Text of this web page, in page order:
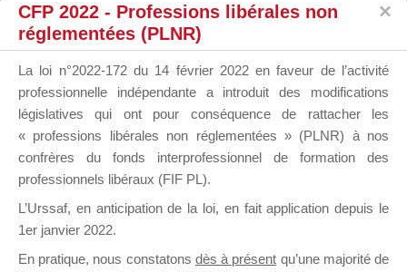
DE
CFP 2022 - Professions libérales non
réglementées (PLNR)
La loi n°2022-172 du 14 février 2022 en faveur de l’activité
professionnelle indépendante a introduit des modifications
législatives qui ont pour conséquence de rattacher les
« professions libérales non réglementées » (PLNR) à nos
confrères du fonds interprofessionnel de formation des
professionnels libéraux (FIF PL).
L’Urssaf, en anticipation de la loi, en fait application depuis le
1er janvier 2022.
En pratique, nous constatons dès à présent qu’une majorité de